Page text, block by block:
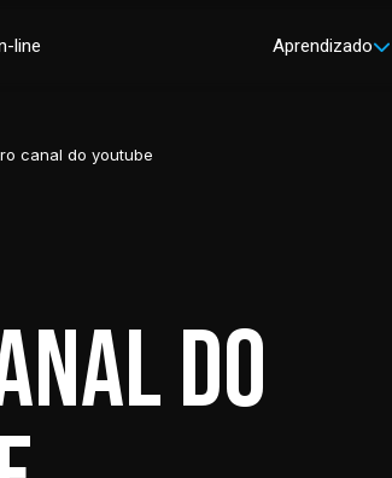
line Aprendizado
canal do youtube
do